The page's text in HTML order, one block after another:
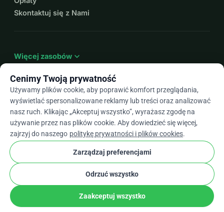
Skontaktuj się z Nami
Więcej zasobów expand_more
Plarrow_drop_down
★★★★★4,9 / 5 na podstawie ponad 500 opinii
WhyDonate
Prywatność i pliki cookie
Regulamin
Ustawienia Plików Cookie
Stworzone w Europie stripe checkZweryfikowany Partner
Cenimy Twoją prywatność
Używamy plików cookie, aby poprawić komfort przeglądania,
wyświetlać spersonalizowane reklamy lub treści oraz analizować
nasz ruch. Klikając „Akceptuj wszystko”, wyrażasz zgodę na
używanie przez nas plików cookie. Aby dowiedzieć się więcej,
zajrzyj do naszego politykę prywatności i plików cookies.
Zarządzaj preferencjami
Odrzuć wszystko
Zaakceptuj wszystko